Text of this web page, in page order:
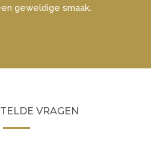
geweldige smaak.
VRAGEN